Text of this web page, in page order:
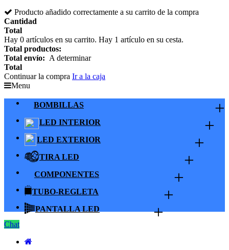
Producto añadido correctamente a su carrito de la compra
Cantidad
Total
Hay 0 artículos en su carrito. Hay 1 artículo en su cesta.
Total productos:
Total envío: A determinar
Total
Continuar la compra Ir a la caja
Menu
BOMBILLAS +
LED INTERIOR +
LED EXTERIOR +
TIRA LED +
COMPONENTES +
TUBO-REGLETA +
PANTALLA LED +
Chat